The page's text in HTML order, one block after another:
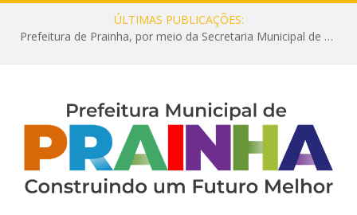
ÚLTIMAS PUBLICAÇÕES:
Prefeitura de Prainha, por meio da Secretaria Municipal de Educação, abre 354 vagas na área da Educação para 2025 com processo seletivo simplificado